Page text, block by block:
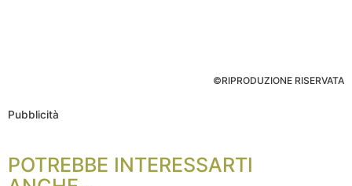
©RIPRODUZIONE RISERVATA
Pubblicità
POTREBBE INTERESSARTI